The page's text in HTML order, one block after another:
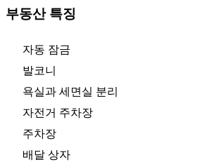
부동산 특징
자동 잠금
발코니
욕실과 세면실 분리
자전거 주차장
주차장
배달 상자